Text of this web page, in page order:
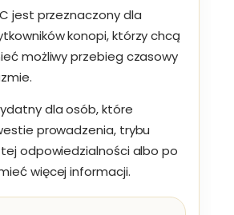
jest przeznaczony dla
konopi, którzy chcą
możliwy przebieg czasowy
dla osób, które
prowadzenia, trybu
odpowiedzialności albo po
więcej informacji.